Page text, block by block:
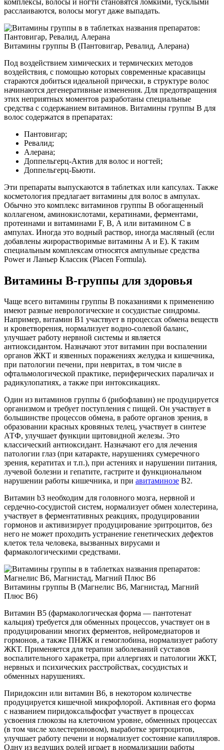
расслаиваются, волосы могут даже выпадать.
Витамины группы В (Пантовигар, Ревалид, Алерана)
Под воздействием химических и термических методов
воздействия, с помощью которых современные красавицы
стараются добиться идеальной прически, в структуре волос
начинаются дегенеративные изменения. Для предотвращения
этих неприятных моментов разработаны специальные
средства с содержанием витаминов. Витамины группы В для
волос содержатся в препаратах:
Пантовигар;
Ревалид;
Алерана;
Доппельгерц-Актив для волос и ногтей;
Доппельгерц-Бьюти.
Эти препараты выпускаются в таблетках или капсулах. Также
косметология предлагает витамины для волос в ампулах.
Обычно это комплекс витаминов группы В обогащенный
коллагеном, аминокислотами, кератинами, ферментами,
протеинами и витаминами F, В, А или витамином C в
ампулах. Иногда это водный раствор, иногда масляный (если
добавлены жирорастворимые витамины А и Е). К таким
специальным комплексам относятся ампульные средства
Power и Ланьер Классик (Placen Formula).
Витамины В-группы для здоровья
Чаще всего витамины группы В показаниями к применению
имеют разные неврологические и сосудистые синдромы.
Например, витамин В1 участвует в процессах обмена веществ
и кроветворения, нормализует водно-солевой баланс,
улучшает работу нервной системы и является
антиоксидантом. Назначают этот витамин при воспалении
органов ЖКТ и язвенных поражениях желудка и кишечника,
при патологии печени, при невритах, в том числе в
офтальмологической практике, периферических параличах и
радикулопатиях, а также при интоксикациях.
Один из витаминов группы б (рибофлавин) не продуцируется
организмом и требует поступления с пищей. Он участвует в
большинстве процессов обмена, в работе органов зрения, в
образовании красных кровяных телец, участвует в синтезе
АТФ, улучшает функции щитовидной железы. Это
классический антиоксидант. Назначают его для лечения
патологии глаз (при катаракте, нарушениях сумеречного
зрения, кератитах и т.п.), при астениях и нарушении питания,
лучевой болезни и гепатите, гастрите и функциональном
нарушении работы кишечника, и при авитаминозе В2.
Витамин b3 необходим для головного мозга, нервной и
сердечно-сосудистой систем, нормализует обмен холестерина,
участвует в ферментативных реакциях, продуцировании
гормонов и активизирует продуцирование эритроцитов, без
него не может проходить устранение генетических дефектов
клеток тела человека, вызванных вирусами и
фармакологическими средствами.
Витамины группы В (Магнелис В6, Магнистад, Магний
Плюс В6)
Витамин В5 (фармакологическая форма — пантотенат
кальция) требуется для обменных процессов, участвует он в
продуцировании многих ферментов, нейромедиаторов и
гормонов, а также ПНЖК и гемоглобина, нормализует работу
ЖКТ. Применяется для терапии заболеваний суставов
воспалительного харакетра, при аллергиях и патологии ЖКТ,
нервных и психических расстройствах, сосудистых и
обменных нарушениях.
Пиридоксин или витамин В6, в некотором количестве
продуцируется кишечной микрофлорой. Активная его форма
с названием пиридоксальфосфат участвует в процессах
усвоения глюкозы на клеточном уровне, обменных процессах
(в том числе холестериновом), выработке эритроцитов,
улучшает работу печени и нормализует состояние капилляров.
Одну из ведущих ролей играет в нормализации работы